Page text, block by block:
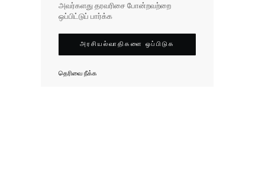
அவர்களது தரவரிசை போன்றவற்றை
ஒப்பிட்டுப் பார்க்க
அரசியல்வாதிகளை ஒப்பிடுக
தெரிவை நீக்க